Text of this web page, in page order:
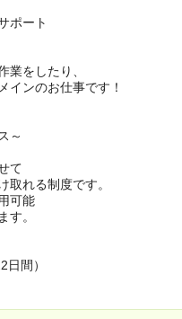
ポート
業をしたり、
インのお仕事です！
～
て
取れる制度です。
可能
す。
日間）